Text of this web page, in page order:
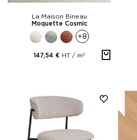
La Maison Bineau
Moquette Cosmic
+8
147,54 € HT / m²